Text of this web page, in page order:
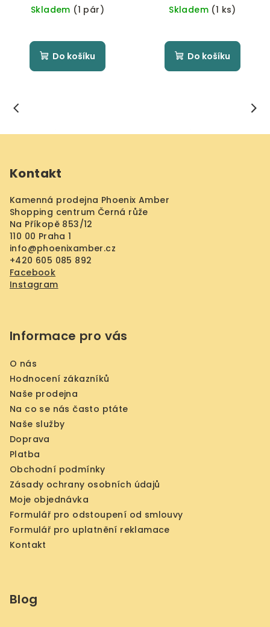
cena:
Skladem (1 pár)
Do košíku
cena:
Skladem (1 ks)
Do košíku
Kontakt
Kamenná prodejna Phoenix Amber
Shopping centrum Černá růže
Na Příkopě 853/12
110 00 Praha 1
info@phoenixamber.cz
+420 605 085 892
Facebook
Instagram
Informace pro vás
O nás
Hodnocení zákazníků
Naše prodejna
Na co se nás často ptáte
Naše služby
Doprava
Platba
Obchodní podmínky
Zásady ochrany osobních údajů
Moje objednávka
Formulář pro odstoupení od smlouvy
Formulář pro uplatnění reklamace
Kontakt
Blog